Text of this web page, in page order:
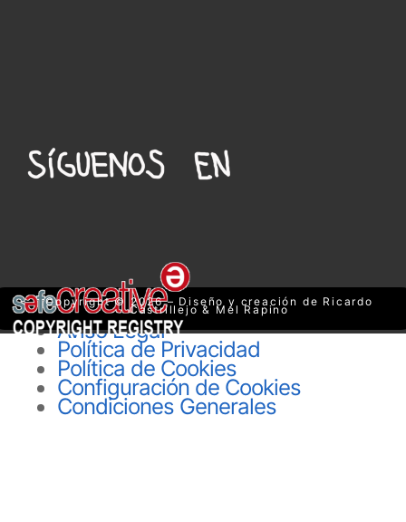
Copyright © 2026 – Diseño y creación de Ricardo
Castrillejo & Mel Rapino
Aviso Legal
Política de Privacidad
Política de Cookies
Configuración de Cookies
Condiciones Generales